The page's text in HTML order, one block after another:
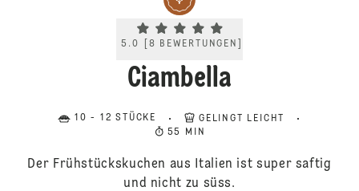
Current rating 5.0. Click to rate.
5.0 8 BEWERTUNGEN
Ciambella
10 - 12 STÜCKE
GELINGT LEICHT
55 MIN
Der Frühstückskuchen aus Italien ist super saftig
und nicht zu süss.